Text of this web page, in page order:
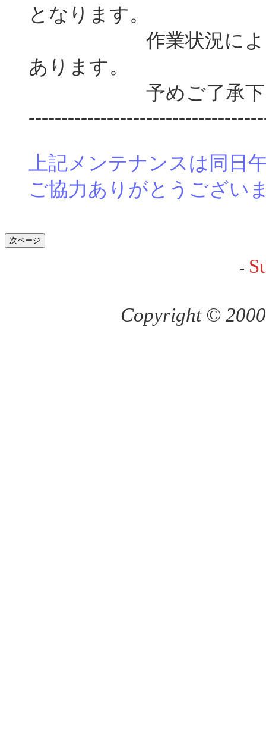
となります。
作業状況によって
あります。
予めご了承下
上記メンテナンスは同日
ご協力ありがとうござい
-
Copyright ©